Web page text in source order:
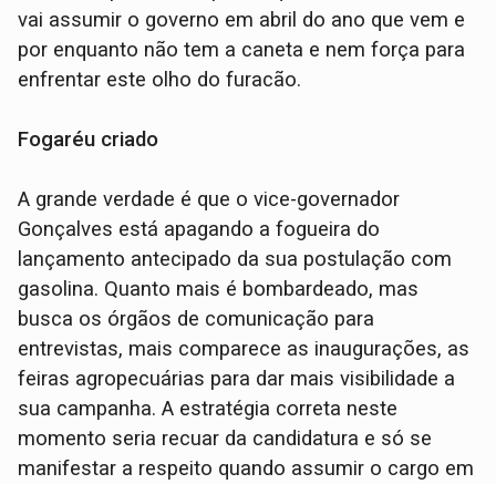
vai assumir o governo em abril do ano que vem e
por enquanto não tem a caneta e nem força para
enfrentar este olho do furacão.
Fogaréu criado
A grande verdade é que o vice-governador
Gonçalves está apagando a fogueira do
lançamento antecipado da sua postulação com
gasolina. Quanto mais é bombardeado, mas
busca os órgãos de comunicação para
entrevistas, mais comparece as inaugurações, as
feiras agropecuárias para dar mais visibilidade a
sua campanha. A estratégia correta neste
momento seria recuar da candidatura e só se
manifestar a respeito quando assumir o cargo em